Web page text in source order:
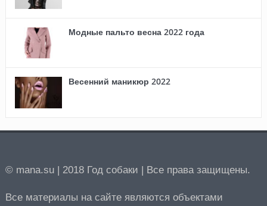
Модные пальто весна 2022 года
Весенний маникюр 2022
© mana.su | 2018 Год собаки | Все права защищены.
Все материалы на сайте являются объектами